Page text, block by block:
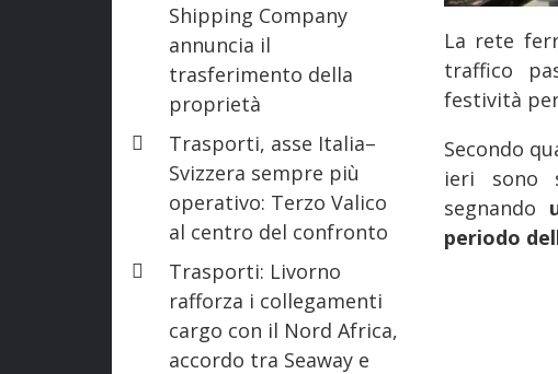
Shipping Company
annuncia il
trasferimento della
proprietà
Trasporti, asse Italia–
Svizzera sempre più
operativo: Terzo Valico
al centro del confronto
Trasporti: Livorno
rafforza i collegamenti
cargo con il Nord Africa,
accordo tra Seaway e
La rete
traffico
festività
Secondo
ieri sono
segnando
periodo